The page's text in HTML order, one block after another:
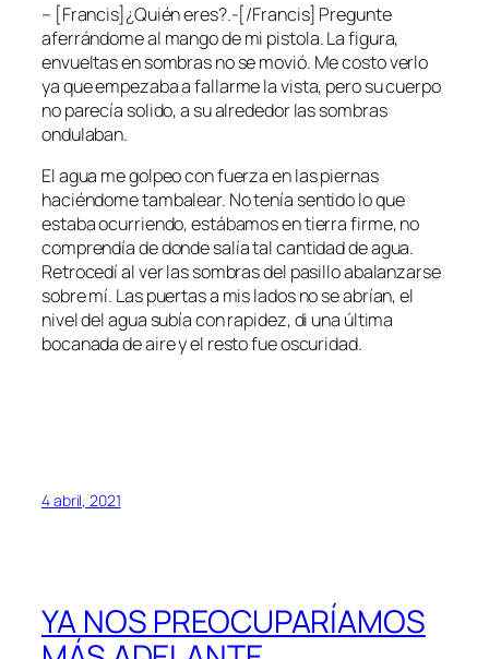
– [Francis]¿Quién eres?.-[/Francis] Pregunte
aferrándome al mango de mi pistola. La figura,
envueltas en sombras no se movió. Me costo verlo
ya que empezaba a fallarme la vista, pero su cuerpo
no parecía solido, a su alrededor las sombras
ondulaban.
El agua me golpeo con fuerza en las piernas
haciéndome tambalear. No tenía sentido lo que
estaba ocurriendo, estábamos en tierra firme, no
comprendía de donde salía tal cantidad de agua.
Retrocedí al ver las sombras del pasillo abalanzarse
sobre mí. Las puertas a mis lados no se abrían, el
nivel del agua subía con rapidez, di una última
bocanada de aire y el resto fue oscuridad.
4 abril, 2021
YA NOS PREOCUPARÍAMOS